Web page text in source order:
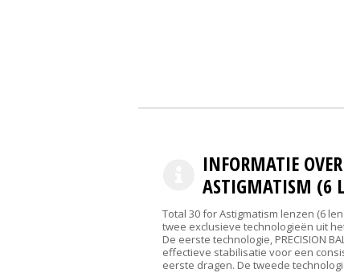
INFORMATIE
ASTIGMATISM (6
Total 30 for Astigmatism lenzen (6
twee exclusieve technologieën uit
De eerste technologie, PRECISION
effectieve stabilisatie voor een
eerste dragen. De tweede